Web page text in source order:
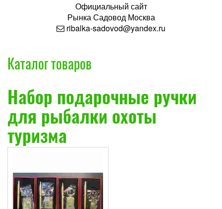
Официальный сайт
РынкаСадовод Москва
ribalka-sadovod@yandex.ru
Каталог товаров
Набор подарочные ручки
для рыбалки охоты
туризма